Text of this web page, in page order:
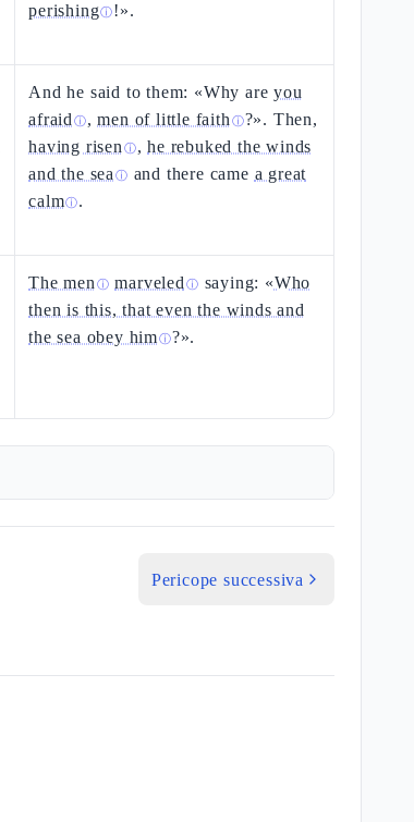
perishingⓘ!».
And he said to them: «Why areyou
afraid ⓘ,men of little faith ⓘ?». Then,
having risen ⓘ,he rebuked the winds
and the sea ⓘ and there came a great
calmⓘ.
The men ⓘ marveled ⓘ saying: «Who
then is this, that even the winds and
the sea obey himⓘ?».
Pericope successiva